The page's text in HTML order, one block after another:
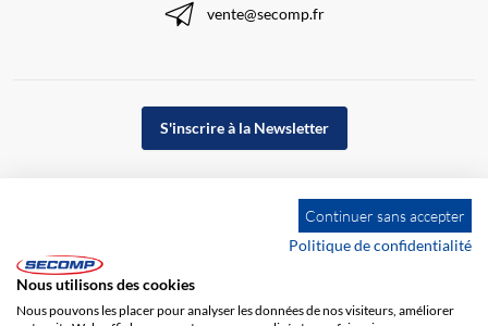
vente@secomp.fr
S'inscrire à la Newsletter
Continuer sans accepter
Politique de confidentialité
Nous utilisons des cookies
Nous pouvons les placer pour analyser les données de nos visiteurs, améliorer